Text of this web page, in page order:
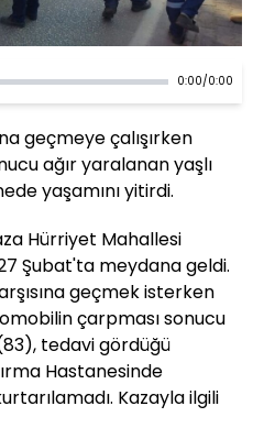
0:00/0:00
geçmeye çalışırken
ağır yaralanan yaşlı
yaşamını yitirdi.
Hürriyet Mahallesi
Şubat'ta meydana geldi.
geçmek isterken
çarpması sonucu
tedavi gördüğü
Hastanesinde
Kazayla ilgili